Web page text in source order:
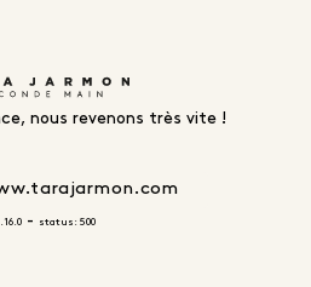
nous revenons très vite !
- status: 500